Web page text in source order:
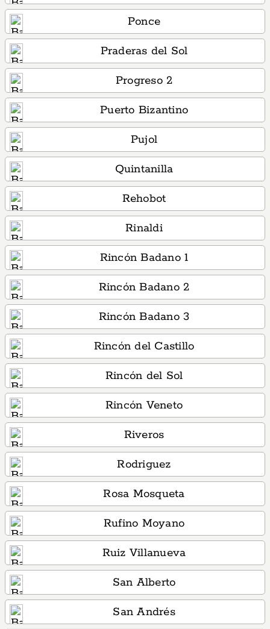
Ponce
Praderas del Sol
Progreso 2
Puerto Bizantino
Pujol
Quintanilla
Rehobot
Rinaldi
Rincón Badano 1
Rincón Badano 2
Rincón Badano 3
Rincón del Castillo
Rincón del Sol
Rincón Veneto
Riveros
Rodriguez
Rosa Mosqueta
Rufino Moyano
Ruiz Villanueva
San Alberto
San Andrés